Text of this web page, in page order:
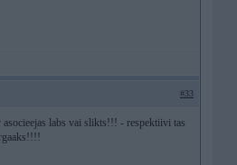
#33
asocieejas labs vai slikts!!! - respektiivi tas